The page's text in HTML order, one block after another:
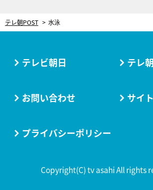
テレ朝POST 水泳
テレビ朝日 テレ
お問い合わせ サイ
プライバシーポリシー
Copyright(C) tv asahi All rights